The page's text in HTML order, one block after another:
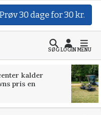
Prøv 30 dage for 30 kr.
SØGLOGINMENU
kalder
pris en